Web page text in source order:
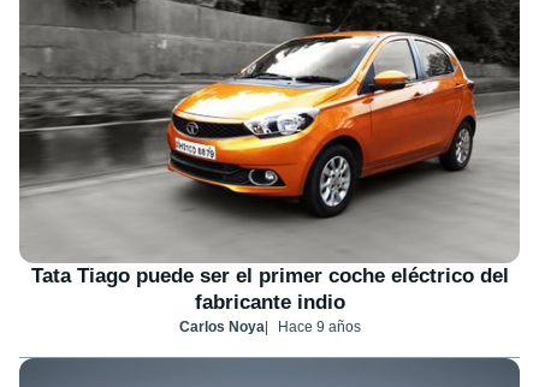
Tata Tiago puede ser el primer coche eléctrico del
fabricante indio
Carlos Noya Hace 9 años